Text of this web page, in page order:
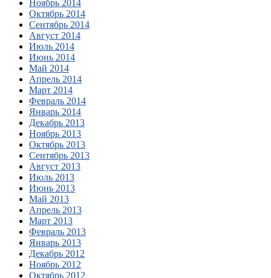
Ноябрь 2014
Октябрь 2014
Сентябрь 2014
Август 2014
Июль 2014
Июнь 2014
Май 2014
Апрель 2014
Март 2014
Февраль 2014
Январь 2014
Декабрь 2013
Ноябрь 2013
Октябрь 2013
Сентябрь 2013
Август 2013
Июль 2013
Июнь 2013
Май 2013
Апрель 2013
Март 2013
Февраль 2013
Январь 2013
Декабрь 2012
Ноябрь 2012
Октябрь 2012